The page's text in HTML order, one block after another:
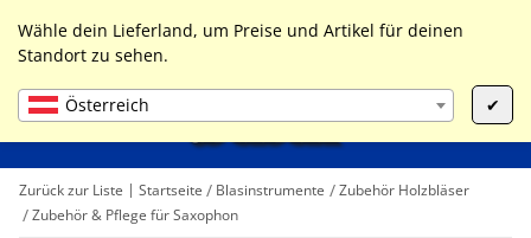
Wähle dein Lieferland, um Preise und Artikel für deinen
Standort zu sehen.
Österreich ✔
Liste ist leer
Zurück zur Liste Startseite Blasinstrumente
Zubehör Holzbläser
Zubehör & Pflege für Saxophon